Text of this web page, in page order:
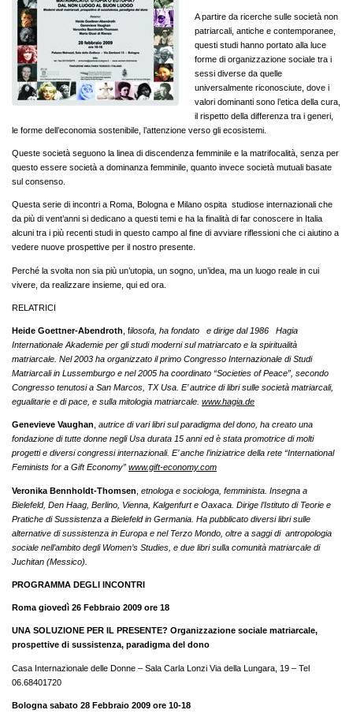
A partire da ricerche sulle società non
patriarcali, antiche e contemporanee,
questi studi hanno portato alla luce
forme di organizzazione sociale tra i
sessi diverse da quelle
universalmente riconosciute, dove i
valori dominanti sono l’etica della cura,
il rispetto della differenza tra i generi,
le forme dell’economia sostenibile, l’attenzione verso gli ecosistemi.
Queste società seguono la linea di discendenza femminile e la matrifocalità, senza per
questo essere società a dominanza femminile, quanto invece società mutuali basate
sul consenso.
Questa serie di incontri a Roma, Bologna e Milano ospita studiose internazionali che
da più di vent’anni si dedicano a questi temi e ha la finalità di far conoscere in Italia
alcuni tra i più recenti studi in questo campo al fine di avviare riflessioni che ci aiutino a
vedere nuove prospettive per il nostro presente.
Perché la svolta non sia più un’utopia, un sogno, un’idea, ma un luogo reale in cui
vivere, da realizzare insieme, qui ed ora.
RELATRICI
Heide Goettner-Abendroth , filosofa, ha fondato e dirige dal 1986 Hagia
Internationale Akademie per gli studi moderni sul matriarcato e la spiritualità
matriarcale. Nel 2003 ha organizzato il primo Congresso Internazionale di Studi
Matriarcali in Lussemburgo e nel 2005 ha coordinato “Societies of Peace”, secondo
Congresso tenutosi a San Marcos, TX Usa. E’ autrice di libri sulle società matriarcali,
egualitarie e di pace, e sulla mitologia matriarcale. www.hagia.de
Genevieve Vaughan autrice di vari libri sul paradigma del dono, ha creato una
fondazione di tutte donne negli Usa durata 15 anni ed è stata promotrice di molti
progetti e diversi congressi internazionali. E’ anche l’iniziatrice della rete “International
Feminists for a Gift Economy” www.gift-economy.com
Veronika Bennholdt-Thomsen etnologa e sociologa, femminista. Insegna a
Bielefeld, Den Haag, Berlino, Vienna, Kalgenfurt e Oaxaca. Dirige l’Istituto di Teorie e
Pratiche di Sussistenza a Bielefeld in Germania. Ha pubblicato diversi libri sulle
alternative di sussistenza in Europa e nel Terzo Mondo, oltre a saggi di antropologia
sociale nell’ambito degli Women’s Studies, e due libri sulla comunità matriarcale di
Juchitan (Messico).
PROGRAMMA DEGLI INCONTRI
Roma giovedì 26 Febbraio 2009 ore 18
UNA SOLUZIONE PER IL PRESENTE? Organizzazione sociale matriarcale,
prospettive di sussistenza, paradigma del dono
Casa Internazionale delle Donne – Sala Carla Lonzi Via della Lungara, 19 – Tel
06.68401720
Bologna sabato 28 Febbraio 2009 ore 10-18